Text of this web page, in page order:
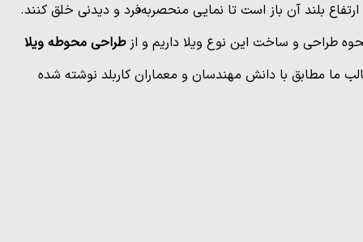
ارتفاع بلند آن باز است تا نمایی منحصربه‌فرد و دیدنی خلق کنند.
طراحی و ساخت این نوع ویلا داریم و از طراحی محوطه ویلا
ما مطابق با دانش مهندسان و معماران کاربلد نوشته شده